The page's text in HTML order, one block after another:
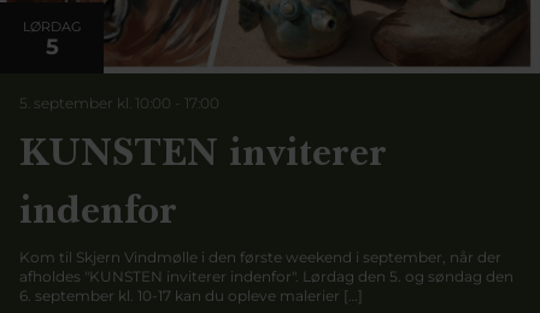
LØRDAG
5
5. september kl. 10:00 - 17:00
KUNSTEN inviterer
indenfor
Kom til Skjern Vindmølle i den første weekend i september, når der
afholdes "KUNSTEN inviterer indenfor". Lørdag den 5. og søndag den
6. september kl. 10-17 kan du opleve malerier […]